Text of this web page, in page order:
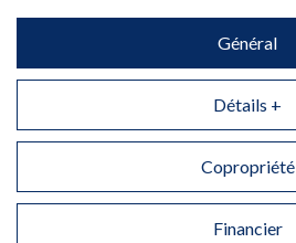
Général
Détails +
Copropriété
Financier